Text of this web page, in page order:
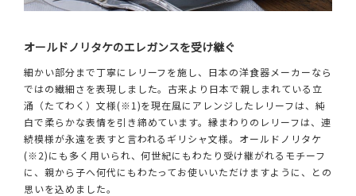
オールドノリタケのエレガンスを受け継ぐ
細かい部分まで丁寧にレリーフを施し、日本の洋食器メーカーなら
ではの繊細さを表現しました。古来より日本で親しまれている立
涌（たてわく）文様(※1)を現在風にアレンジしたレリーフは、純
白で柔らかな表情を引き締めています。縁まわりのレリーフは、連
続模様が永遠を表すと言われるギリシャ文様。オールドノリタケ
(※2)にも多く用いられ、何世紀にもわたり受け継がれるモチーフ
に、親から子へ何代にもわたってお使いいただけますように、との
思いを込めました。